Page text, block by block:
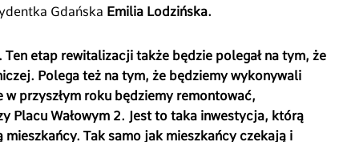
Gdańska Emilia Lodzińska.
etap rewitalizacji także będzie polegał na tym, że
Polega też na tym, że będziemy wykonywali
przyszłym roku będziemy remontować,
Placu Wałowym 2. Jest to taka inwestycja, którą
Tak samo jak mieszkańcy czekają i